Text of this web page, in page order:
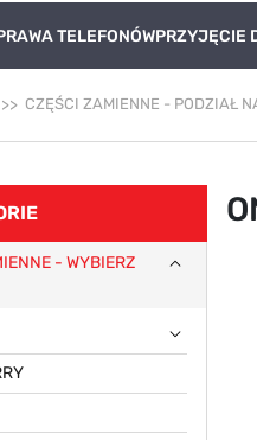
TELEFONÓWPRZYJĘCIE
CZĘŚCI ZAMIENNE - PODZIAŁ
- WYBIERZ